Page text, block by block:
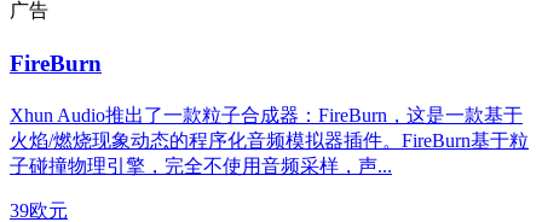
广告
FireBurn
Xhun Audio推出了一款粒子合成器：FireBurn，这是一款基于
火焰/燃烧现象动态的程序化音频模拟器插件。FireBurn基于粒
子碰撞物理引擎，完全不使用音频采样，声...
39欧元